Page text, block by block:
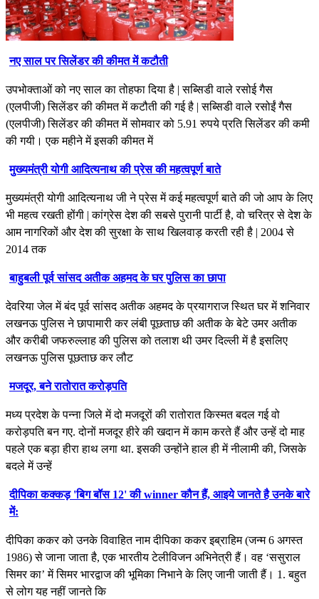
नए साल पर सिलेंडर की कीमत में कटौती
उपभोक्ताओं को नए साल का तोहफा दिया है | सब्सिडी वाले रसोई गैस
(एलपीजी) सिलेंडर की कीमत में कटौती की गई है | सब्सिडी वाले रसोईं गैस
(एलपीजी) सिलेंडर की कीमत में सोमवार को 5.91 रुपये प्रति सिलेंडर की कमी
की गयी। एक महीने में इसकी कीमत में
मुख्यमंत्री योगी आदित्यनाथ की प्रेस की महत्वपूर्ण बाते
मुख्यमंत्री योगी आदित्यनाथ जी ने प्रेस में कई महत्वपूर्ण बाते की जो आप के लिए
भी महत्व रखती होंगी | कांग्रेस देश की सबसे पुरानी पार्टी है, वो चरित्र से देश के
आम नागरिकों और देश की सुरक्षा के साथ खिलवाड़ करती रही है | 2004 से
2014 तक
बाहुबली पूर्व सांसद अतीक अहमद के घर पुलिस का छापा
देवरिया जेल में बंद पूर्व सांसद अतीक अहमद के प्रयागराज स्थित घर में शनिवार
लखनऊ पुलिस ने छापामारी कर लंबी पूछताछ की अतीक के बेटे उमर अतीक
और करीबी जफरुल्लाह की पुलिस को तलाश थी उमर दिल्ली में है इसलिए
लखनऊ पुलिस पूछताछ कर लौट
मजदूर, बने रातोरात करोड़पति
मध्‍य प्रदेश के पन्‍ना जिले में दो मजदूरों की रातोरात किस्मत बदल गई वो
करोड़पति बन गए. दोनों मजदूर हीरे की खदान में काम करते हैं और उन्हें दो माह
पहले एक बड़ा हीरा हाथ लगा था. इसकी उन्होंने हाल ही में नीलामी की, जिसके
बदले में उन्हें
दीपिका कक्कड़ 'बिग बॉस 12' की winner कौन हैं, आइये जानते है उनके बारे
में:
दीपिका ककर को उनके विवाहित नाम दीपिका ककर इब्राहिम (जन्म 6 अगस्त
1986) से जाना जाता है, एक भारतीय टेलीविजन अभिनेत्री हैं। वह ‘ससुराल
सिमर का’ में सिमर भारद्वाज की भूमिका निभाने के लिए जानी जाती हैं। 1. बहुत
से लोग यह नहीं जानते कि